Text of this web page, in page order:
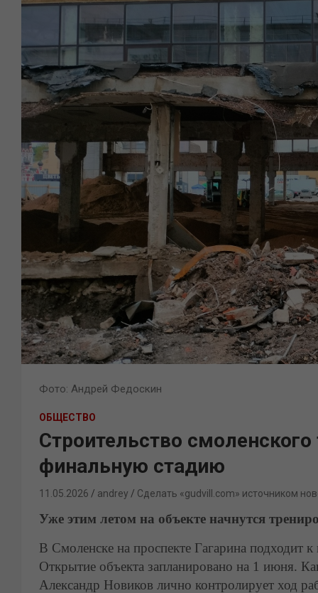
Фото: Андрей Федоскин
ОБЩЕСТВО
Строительство
финальную стадию
11.05.2026 andrey Сделать «gudvill.com» источником
Уже этим летом на объекте начнутся
В Смоленске на проспекте Гагарина подходит
Открытие объекта запланировано на 1 июня.
Александр Новиков лично контролирует ход